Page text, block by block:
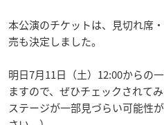
本公演のチケットは、見切れ席
売も決定しました。
明日7月11日（土）12:00からの
ますので、ぜひチェックされて
ステージが一部見づらい可能性